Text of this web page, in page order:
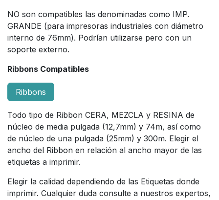
NO son compatibles las denominadas como IMP.
GRANDE (para impresoras industriales con diámetro
interno de 76mm). Podrían utilizarse pero con un
soporte externo.
Ribbons Compatibles
Ribbons
Todo tipo de Ribbon CERA, MEZCLA y RESINA de
núcleo de media pulgada (12,7mm) y 74m, así como
de núcleo de una pulgada (25mm) y 300m. Elegir el
ancho del Ribbon en relación al ancho mayor de las
etiquetas a imprimir.
Elegir la calidad dependiendo de las Etiquetas donde
imprimir. Cualquier duda consulte a nuestros expertos,